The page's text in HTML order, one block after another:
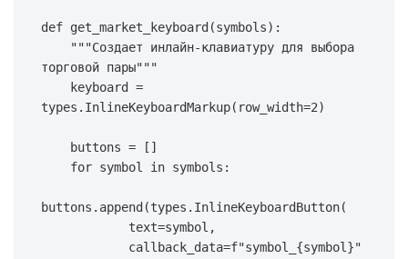
def get_market_keyboard (symbols) :
"""Создает инлайн-клавиатуру для выбора
торговой пары"""
    keyboard
=
types . InlineKeyboardMarkup( row_width=2)
    buttons
= [ ]
for symbol in symbols :
buttons . append (types . InlineKeyboardButton(
            text
=symbol ,
            callback_data
=f"symbol_ {symbol }"